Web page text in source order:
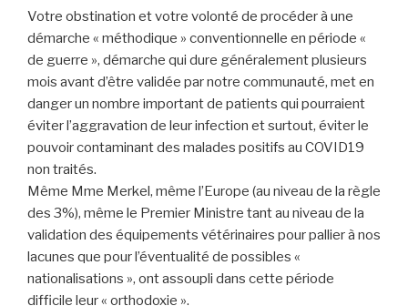
Votre obstination et votre volonté de procéder à une
démarche « méthodique » conventionnelle en période «
de guerre », démarche qui dure généralement plusieurs
mois avant d’être validée par notre communauté, met en
danger un nombre important de patients qui pourraient
éviter l’aggravation de leur infection et surtout, éviter le
pouvoir contaminant des malades positifs au COVID19
non traités.
Même Mme Merkel, même l’Europe (au niveau de la règle
des 3%), même le Premier Ministre tant au niveau de la
validation des équipements vétérinaires pour pallier à nos
lacunes que pour l’éventualité de possibles «
nationalisations », ont assoupli dans cette période
difficile leur « orthodoxie ».